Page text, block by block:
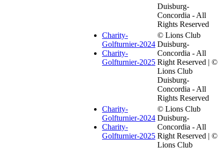
Duisburg-
Concordia - All
Rights Reserved
Charity-
Golfturnier-2024
Charity-
Golfturnier-2025
© Lions Club
Duisburg-
Concordia - All
Right Reserved | ©
Lions Club
Duisburg-
Concordia - All
Rights Reserved
Charity-
Golfturnier-2024
Charity-
Golfturnier-2025
© Lions Club
Duisburg-
Concordia - All
Right Reserved | ©
Lions Club